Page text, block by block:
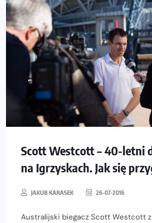
Scott Westcott – 40-letni
na Igrzyskach. Jak się
JAKUB KARASEK 26-07-2016
Australijski biegacz Scott Westcott